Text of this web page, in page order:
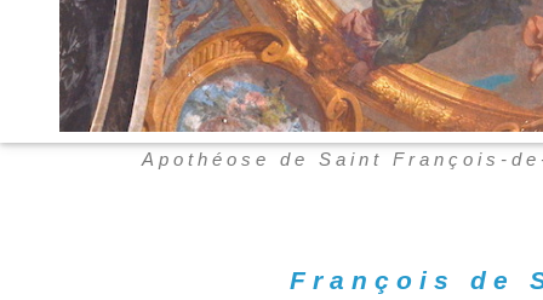
Apothéose de Saint François-
François de